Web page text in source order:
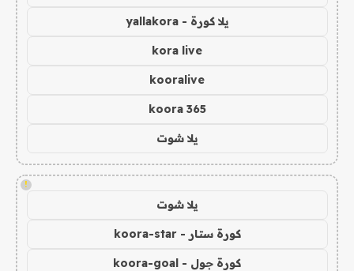
يلا كورة - yallakora
kora live
kooralive
koora 365
يلا شوت
!
يلا شوت
كورة ستار - koora-star
كورة جول - koora-goal